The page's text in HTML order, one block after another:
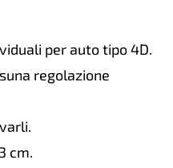
per auto tipo 4D.
regolazione
cm.